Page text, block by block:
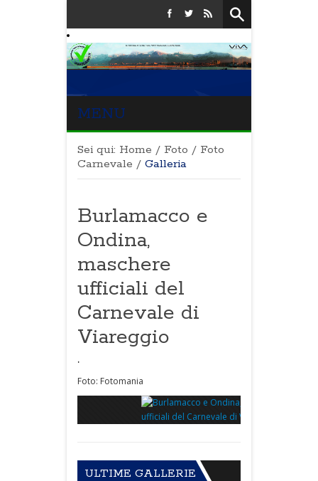
MENU
Sei qui: Home / Foto / Foto
Carnevale / Galleria
Burlamacco e
Ondina,
maschere
ufficiali del
Carnevale di
Viareggio
.
Foto: Fotomania
ULTIME GALLERIE